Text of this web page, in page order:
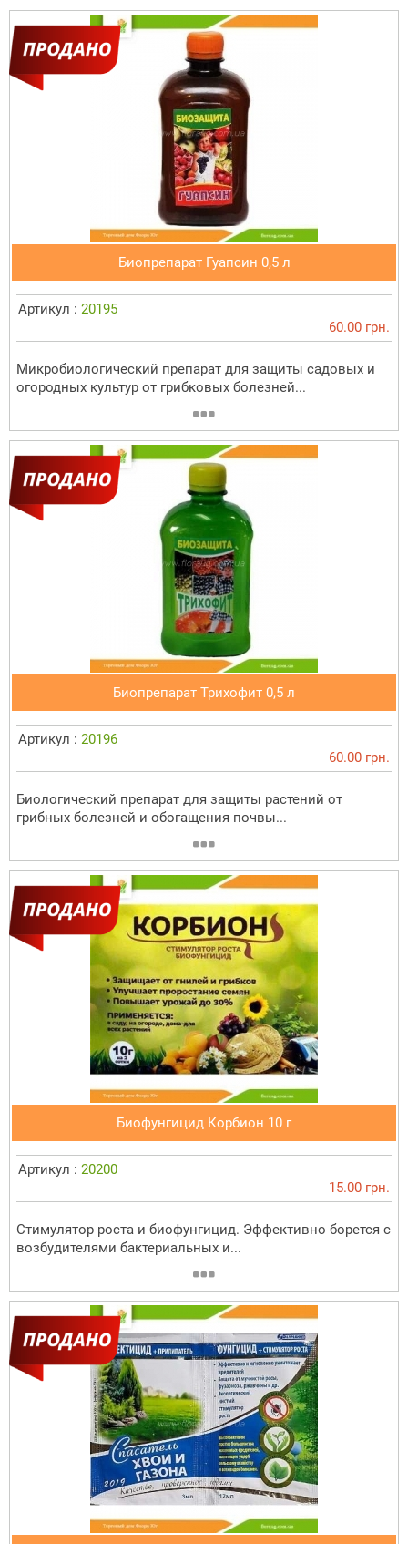
Биопрепарат Гуапсин 0,5 л
Артикул : 20195
60.00 грн.
Микробиологический препарат для защиты садовых и
огородных культур от грибковых болезней...
Биопрепарат Трихофит 0,5 л
Артикул : 20196
60.00 грн.
Биологический препарат для защиты растений от
грибных болезней и обогащения почвы...
Биофунгицид Корбион 10 г
Артикул : 20200
15.00 грн.
Стимулятор роста и биофунгицид. Эффективно борется с
возбудителями бактериальных и...